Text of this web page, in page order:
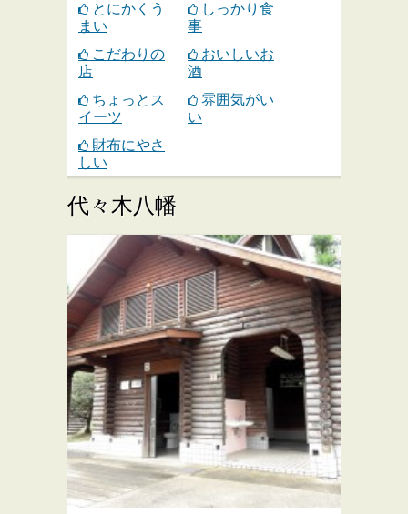
とにかくう
まい
しっかり食
事
こだわりの
店
おいしいお
酒
ちょっとス
イーツ
雰囲気がい
い
財布にやさ
しい
代々木八幡